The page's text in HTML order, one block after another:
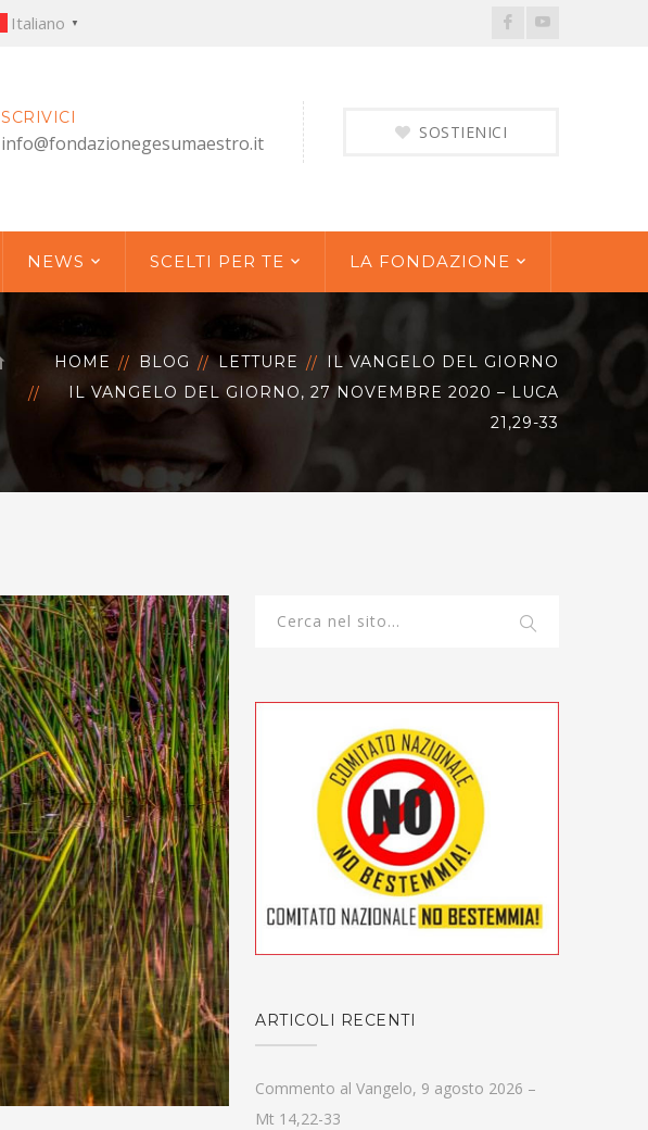
Italiano ▼
FacebookYoutube
SOSTIENICI
SCRIVICI
info@fondazionegesumaestro.it
NEWS SCELTI PER TE LA FONDAZIONE
HOME BLOG LETTURE
IL VANGELO DEL GIORNO
IL VANGELO DEL GIORNO, 27 NOVEMBRE 2020 – LUCA
21,29-33
ARTICOLI RECENTI
Commento al Vangelo, 9 agosto 2026 –
Mt 14,22-33